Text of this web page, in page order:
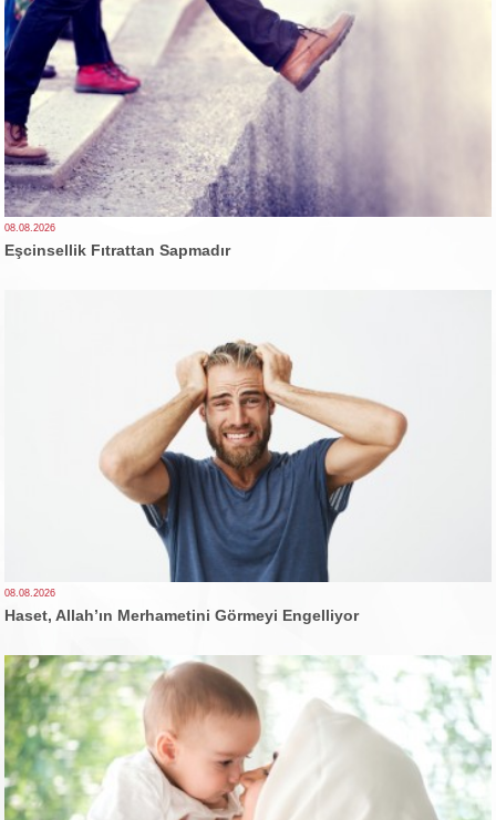
08.08.2026
Eşcinsellik Fıtrattan Sapmadır
08.08.2026
Haset, Allah’ın Merhametini Görmeyi Engelliyor